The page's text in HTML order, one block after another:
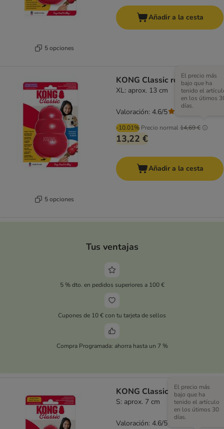
5 opciones
Añadir a la cesta
5 opciones
KONG Classic rojo
XL: aprox. 13 cm
-10.01% Precio normal14,69 €
El precio más
bajo que ha
tenido el
en los útimos
días.
13,22 €
Valoración: 4.6/5
Añadir a la cesta
Tus ventajas
5 % dto. en pedidos superiores a 100 €
Cupones de 10 € con tu tarjeta de sellos
Compra Programada: ahorra hasta un 7 %
KONG Classic rojo
S: aprox. 7 cm
El precio más
bajo que ha
tenido el artículo
en los útimos 30
días.
Valoración: 4.6/5